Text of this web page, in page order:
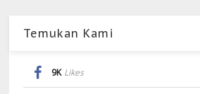
Temukan Kami
9K Likes